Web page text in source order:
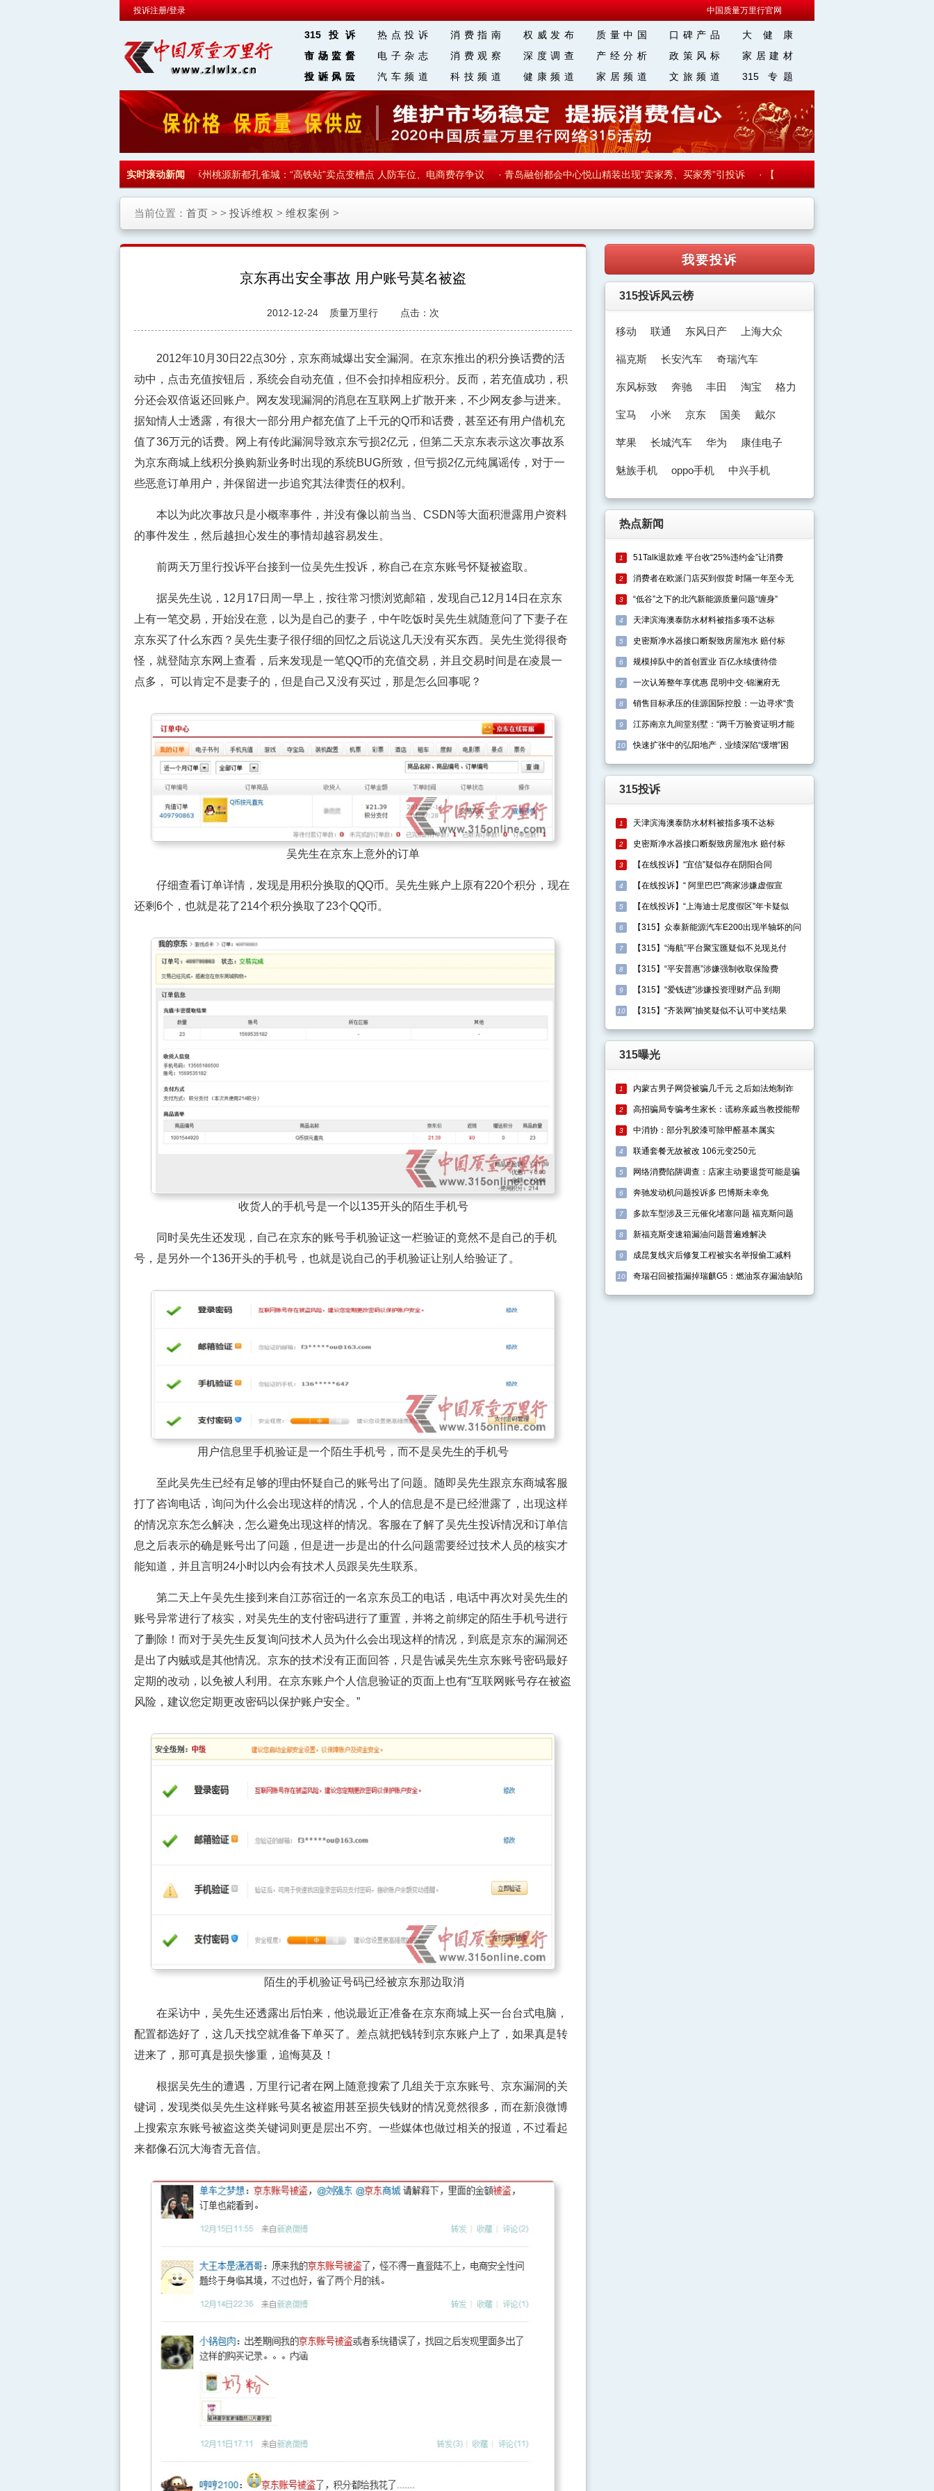
投诉注册/登录 中国质量万里行官网
315投诉 热点投诉 消费指南 权威发布 质量中国 口碑产品
大 健 康
食品安全
市场监督 电子杂志 消费观察 深度调查 产经分析 政策风标
家居建材
金融保险
投诉风云 汽车频道 科技频道 健康频道 家居频道 文旅频道
315 专题
区 块 链
实时滚动新闻
知收房 700多名业主集体拒收 ·河北涿州桃源新都孔雀城：“高铁站”卖点变槽点 人防车位、电商费存争议 青岛融创都会中心悦山精装出现“卖家秀、买家秀”引投诉 · 【走向我们的小康生活】来自陕西安康的
当前位置： 首页 > > 投诉维权 > 维权案例 >
京东再出安全事故 用户账号莫名被盗
2012-12-24 质量万里行 点击： 次
2012年10月30日22点30分，京东商城爆出安全漏洞。在京东推出的积分换话费的活
动中，点击充值按钮后，系统会自动充值，但不会扣掉相应积分。反而，若充值成功，积
分还会双倍返还回账户。网友发现漏洞的消息在互联网上扩散开来，不少网友参与进来。
据知情人士透露，有很大一部分用户都充值了上千元的Q币和话费，甚至还有用户借机充
值了36万元的话费。网上有传此漏洞导致京东亏损2亿元，但第二天京东表示这次事故系
为京东商城上线积分换购新业务时出现的系统BUG所致，但亏损2亿元纯属谣传，对于一
些恶意订单用户，并保留进一步追究其法律责任的权利。
本以为此次事故只是小概率事件，并没有像以前当当、CSDN等大面积泄露用户资料
的事件发生，然后越担心发生的事情却越容易发生。
前两天万里行投诉平台接到一位吴先生投诉，称自己在京东账号怀疑被盗取。
据吴先生说，12月17日周一早上，按往常习惯浏览邮箱，发现自己12月14日在京东
上有一笔交易，开始没在意，以为是自己的妻子，中午吃饭时吴先生就随意问了下妻子在
京东买了什么东西？吴先生妻子很仔细的回忆之后说这几天没有买东西。吴先生觉得很奇
怪，就登陆京东网上查看，后来发现是一笔QQ币的充值交易，并且交易时间是在凌晨一
点多， 可以肯定不是妻子的，但是自己又没有买过，那是怎么回事呢？
吴先生在京东上意外的订单
仔细查看订单详情，发现是用积分换取的QQ币。吴先生账户上原有220个积分，现在
还剩6个，也就是花了214个积分换取了23个QQ币。
收货人的手机号是一个以135开头的陌生手机号
同时吴先生还发现，自己在京东的账号手机验证这一栏验证的竟然不是自己的手机
号，是另外一个136开头的手机号，也就是说自己的手机验证让别人给验证了。
用户信息里手机验证是一个陌生手机号，而不是吴先生的手机号
至此吴先生已经有足够的理由怀疑自己的账号出了问题。随即吴先生跟京东商城客服
打了咨询电话，询问为什么会出现这样的情况，个人的信息是不是已经泄露了，出现这样
的情况京东怎么解决，怎么避免出现这样的情况。客服在了解了吴先生投诉情况和订单信
息之后表示的确是账号出了问题，但是进一步是出的什么问题需要经过技术人员的核实才
能知道，并且言明24小时以内会有技术人员跟吴先生联系。
第二天上午吴先生接到来自江苏宿迁的一名京东员工的电话，电话中再次对吴先生的
账号异常进行了核实，对吴先生的支付密码进行了重置，并将之前绑定的陌生手机号进行
了删除！而对于吴先生反复询问技术人员为什么会出现这样的情况，到底是京东的漏洞还
是出了内贼或是其他情况。京东的技术没有正面回答，只是告诫吴先生京东账号密码最好
定期的改动，以免被人利用。在京东账户个人信息验证的页面上也有“互联网账号存在被盗
风险，建议您定期更改密码以保护账户安全。”
陌生的手机验证号码已经被京东那边取消
在采访中，吴先生还透露出后怕来，他说最近正准备在京东商城上买一台台式电脑，
配置都选好了，这几天找空就准备下单买了。差点就把钱转到京东账户上了，如果真是转
进来了，那可真是损失惨重，追悔莫及！
根据吴先生的遭遇，万里行记者在网上随意搜索了几组关于京东账号、京东漏洞的关
键词，发现类似吴先生这样账号莫名被盗用甚至损失钱财的情况竟然很多，而在新浪微博
上搜索京东账号被盗这类关键词则更是层出不穷。一些媒体也做过相关的报道，不过看起
来都像石沉大海杳无音信。
我要投诉
315投诉风云榜
移动 联通 东风日产 上海大众
福克斯 长安汽车 奇瑞汽车
东风标致 奔驰 丰田 淘宝 格力
宝马 小米 京东 国美 戴尔
苹果 长城汽车 华为 康佳电子
魅族手机 oppo手机 中兴手机
奥迪
热点新闻
1 51Talk退款难 平台收“25%违约金”让消费
2 消费者在欧派门店买到假货 时隔一年至今无
3 “低谷”之下的北汽新能源质量问题“缠身”
4 天津滨海澳泰防水材料被指多项不达标
5 史密斯净水器接口断裂致房屋泡水 赔付标
6 规模掉队中的首创置业 百亿永续债待偿
7 一次认筹整年享优惠 昆明中交·锦澜府无
8 销售目标承压的佳源国际控股：一边寻求“贵
9 江苏南京九间堂别墅：“两千万验资证明才能
10 快速扩张中的弘阳地产，业绩深陷“缓增”困
315投诉
1 天津滨海澳泰防水材料被指多项不达标
2 史密斯净水器接口断裂致房屋泡水 赔付标
3 【在线投诉】“宜信”疑似存在阴阳合同
4 【在线投诉】“ 阿里巴巴”商家涉嫌虚假宣
5 【在线投诉】“上海迪士尼度假区”年卡疑似
6 【315】众泰新能源汽车E200出现半轴坏的问
7 【315】“海航”平台聚宝匯疑似不兑现兑付
8 【315】“平安普惠”涉嫌强制收取保险费
9 【315】“爱钱进”涉嫌投资理财产品 到期
10 【315】“齐装网”抽奖疑似不认可中奖结果
315曝光
1 内蒙古男子网贷被骗几千元 之后如法炮制诈
2 高招骗局专骗考生家长：谎称亲戚当教授能帮
3 中消协：部分乳胶漆可除甲醛基本属实
4 联通套餐无故被改 106元变250元
5 网络消费陷阱调查：店家主动要退货可能是骗
6 奔驰发动机问题投诉多 巴博斯未幸免
7 多款车型涉及三元催化堵塞问题 福克斯问题
8 新福克斯变速箱漏油问题普遍难解决
9 成昆复线灾后修复工程被实名举报偷工减料
10 奇瑞召回被指漏掉瑞麒G5：燃油泵存漏油缺陷